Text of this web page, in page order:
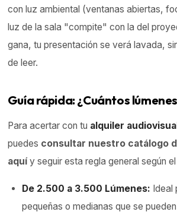
con luz ambiental (ventanas abiertas,
luz de la sala "compite" con la del
gana, tu presentación se verá lavada,
de leer.
Guía rápida: ¿Cuántos
Para acertar con tu alquiler
puedes consultar nuestro catálogo
aquíy seguir esta regla general según
De 2.500 a 3.500 Lúmenes: Ideal
pequeñas o medianas que se